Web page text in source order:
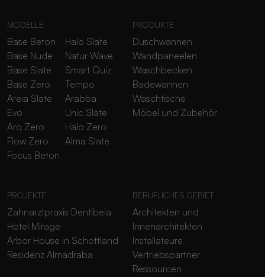
MODELLE
Base Beton
Base Nude
Base Slate
Base Zero
Areia Slate
Evo
Arq Zero
Flow Zero
Focus Beton
Halo Slate
Natur Wave
Smart Quiz
Tempo
Arabba
Unic Slate
Halo Zero
Alma Slate
PRODUKTE
Duschwannen
Wandpaneelen
Waschbecken
Badewannen
Waschtische
Möbel und Zubehör
PROJEKTE
Zahnarztpraxis Dentibela
Hotel Mirage
Arbor House in Schottland
Residenz Almadraba
BERUFLICHES GEBIET
Architekten und
Innenarchitekten
Installateure
Vertriebspartner
Ressourcen